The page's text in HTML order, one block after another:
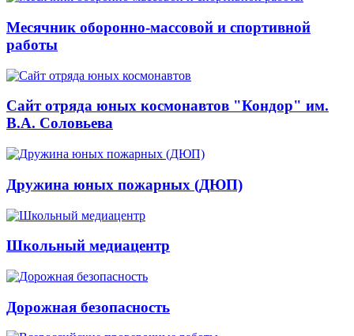
Месячник оборонно-массовой и спортивной
работы
Сайт отряда юных космонавтов "Кондор" им.
В.А. Соловьева
Дружина юных пожарных (ДЮП)
Школьный медиацентр
Дорожная безопасность